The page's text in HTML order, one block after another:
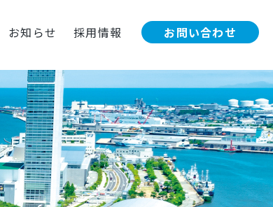
お知らせ 採用情報 お問い合わせ